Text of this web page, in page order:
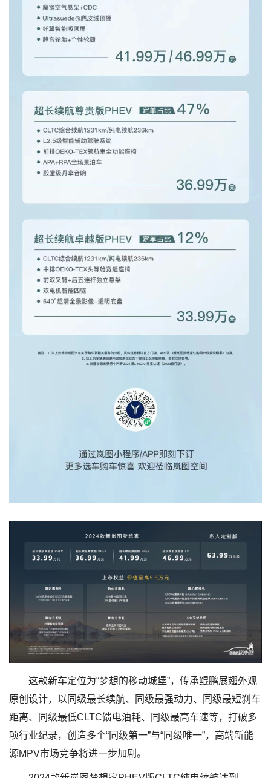
这款新车定位为“梦想的移动城堡”，传承鲲鹏展翅外观
原创设计，以同级最长续航、同级最强动力、同级最短刹车
距离、同级最低CLTC馈电油耗、同级最高车速等，打破多
项行业纪录，创造多个“同级第一”与“同级唯一”，高端新能
源MPV市场竞争将进一步加剧。